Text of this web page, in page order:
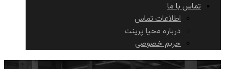
تماس با ما
اطلاعات تماس
درباره محیا پرینت
حریم خصوصی